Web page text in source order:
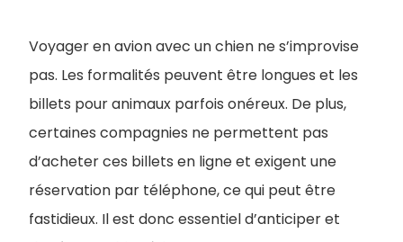
Voyager en avion avec un chien ne s’improvise
pas. Les formalités peuvent être longues et les
billets pour animaux parfois onéreux. De plus,
certaines compagnies ne permettent pas
d’acheter ces billets en ligne et exigent une
réservation par téléphone, ce qui peut être
fastidieux. Il est donc essentiel d’anticiper et